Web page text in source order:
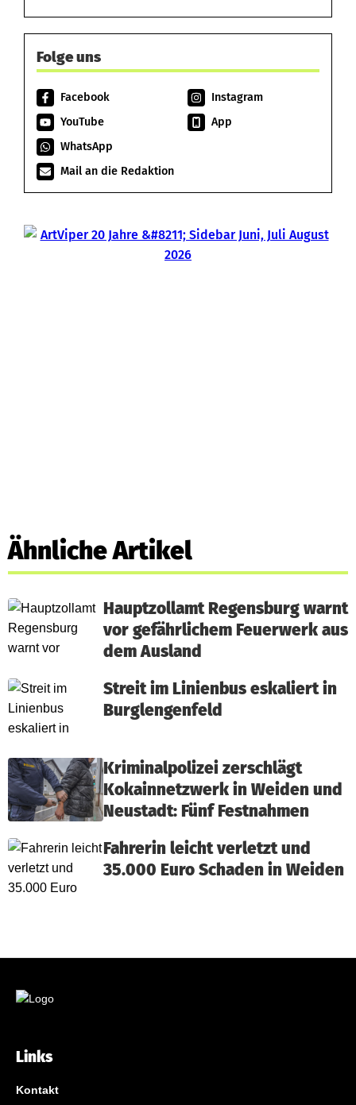
Folge uns
Facebook
Instagram
YouTube
App
WhatsApp
Mail an die Redaktion
Ähnliche Artikel
Hauptzollamt Regensburg warnt
vor gefährlichem Feuerwerk aus
dem Ausland
Streit im Linienbus eskaliert in
Burglengenfeld
Kriminalpolizei zerschlägt
Kokainnetzwerk in Weiden und
Neustadt: Fünf Festnahmen
Fahrerin leicht verletzt und
35.000 Euro Schaden in Weiden
Links
Kontakt